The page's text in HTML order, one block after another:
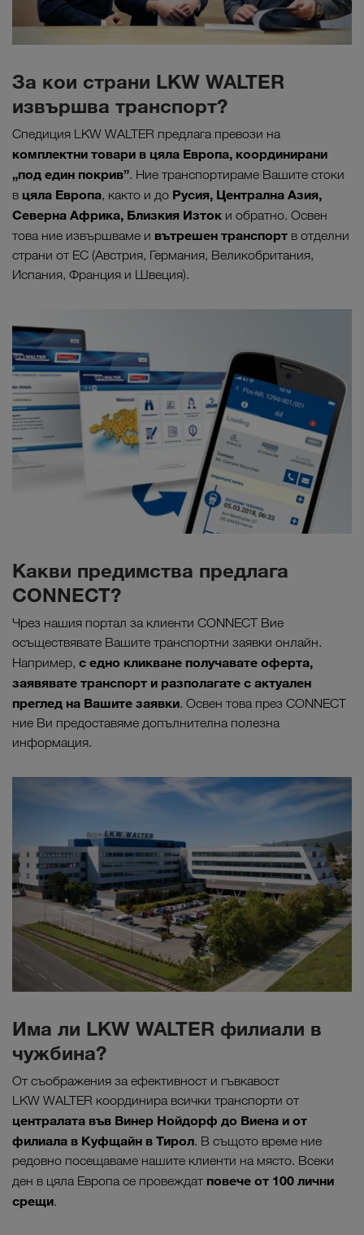
За кои страни LKW WALTER
извършва транспорт?
Спедиция LKW WALTER предлага превози на
комплектни товари в цяла Европа, координирани
„под един покрив”. Ние транспортираме Вашите стоки
в цяла Европа, както и до Русия, Централна Азия,
Северна Африка, Близкия Изток и обратно. Освен
това ние извършваме и вътрешен транспорт в отделни
страни от ЕС (Австрия, Германия, Великобритания,
Испания, Франция и Швеция).
Какви предимства предлага
CONNECT?
Чрез нашия портал за клиенти CONNECT Вие
осъществявате Вашите транспортни заявки онлайн.
Например, с едно кликване получавате оферта,
заявявате транспорт и разполагате с актуален
преглед на Вашите заявки. Освен това през CONNECT
ние Ви предоставяме допълнителна полезна
информация.
Има ли LKW WALTER филиали в
чужбина?
От съображения за ефективност и гъвкавост
LKW WALTER координира всички транспорти от
централата във Винер Нойдорф до Виена и от
филиала в Куфщайн в Тирол. В същото време ние
редовно посещаваме нашите клиенти на място. Всеки
ден в цяла Европа се провеждат повече от 100 лични
срещи.